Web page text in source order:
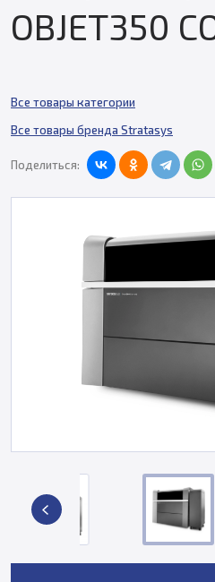
OBJET350
Все товары категории
Все товары бренда Stratasys
Поделиться: